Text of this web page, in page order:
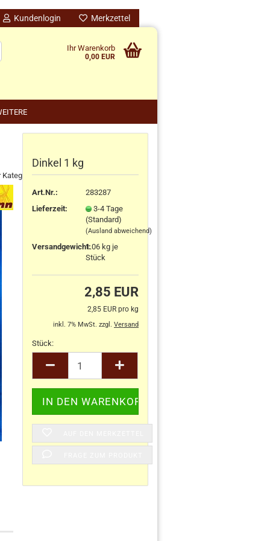
Kundenlogin Merkzettel
Ihr Warenkorb
0,00 EUR
kreativ anzeigen
Dinkel 1 kg
Art.Nr.:
283287
Lieferzeit:
3-4 Tage
(Standard)
(Ausland abweichend)
Versandgewicht:1.06kg je
Stück
2,85 EUR
2,85 EUR pro kg
inkl. 7% MwSt. zzgl. Versand
Stück:
Stück